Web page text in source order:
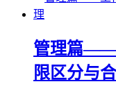
管理篇——
限区分与